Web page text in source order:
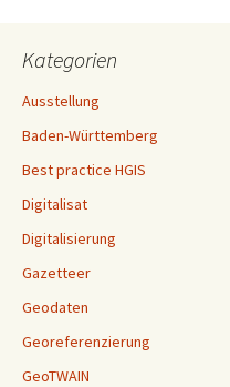
Kategorien
Ausstellung
Baden-Württemberg
Best practice HGIS
Digitalisat
Digitalisierung
Gazetteer
Geodaten
Georeferenzierung
GeoTWAIN